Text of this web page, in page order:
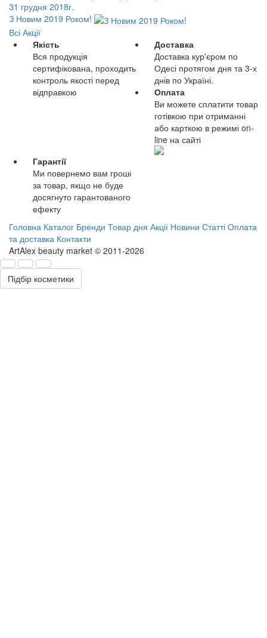
31 грудня 2018г.
З Новим 2019 Роком!
Всі Акції
Якість
Вся продукція
сертифікована, проходить
контроль якості перед
відправкою
Доставка
Доставка кур'єром по
Одесі протягом дня та 3-х
днів по Україні.
Оплата
Ви можете сплатити товар
готівкою при отриманні
або карткою в режимі on-
line на сайті
Гарантії
Ми повернемо вам гроші
за товар, якщо не буде
досягнуто гарантованого
ефекту
Головна Каталог Бренди Товар дня Акції Новини Статті Оплата
та доставка Контакти
ArtAlex beauty market © 2011-2026
Підбір косметики